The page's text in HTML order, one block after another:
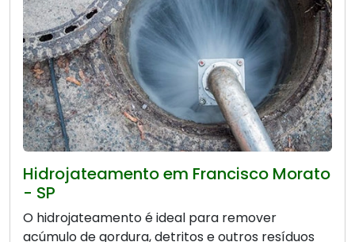
Hidrojateamento em Francisco Morato
- SP
O hidrojateamento é ideal para remover
acúmulo de gordura, detritos e outros resíduos